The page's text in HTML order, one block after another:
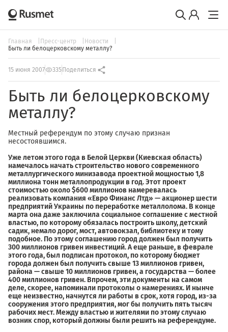
Главная Пресс-центр
Новости
Быть ли белоцерковскому металлу?
15 июня 2007 335 Поделиться
Быть ли белоцерковскому
металлу?
Местный референдум по этому случаю признан
несостоявшимся.
Уже летом этого года в Белой Церкви (Киевская область)
намечалось начать строительство нового современного
металлургического минизавода проектной мощностью 1,8
миллиона тонн металлопродукции в год. Этот проект
стоимостью около $600 миллионов намеревалась
реализовать компания «Евро Финанс Лтд» — акционер шести
предприятий Украины по переработке металлолома. В конце
марта она даже заключила социальное соглашение с местной
властью, по которому обязалась построить школу, детский
садик, немало дорог, мост, автовокзал, библиотеку и тому
подобное. По этому соглашению город должен был получить
300 миллионов гривен инвестиций. А еще раньше, в феврале
этого года, был подписан протокол, по которому бюджет
города должен был получить свыше 13 миллионов гривен,
района — свыше 10 миллионов гривен, а государства — более
400 миллионов гривен. Впрочем, эти документы на самом
деле, скорее, напоминали протоколы о намерениях. И нынче
еще неизвестно, начнутся ли работы в срок, хотя город, из-за
сооружения этого предприятия, мог бы получить пять тысяч
рабочих мест. Между властью и жителями по этому случаю
возник спор, который должны были решить на референдуме.